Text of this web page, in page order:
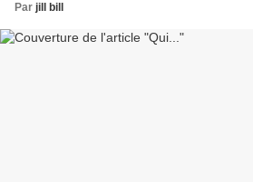
Par jill bill